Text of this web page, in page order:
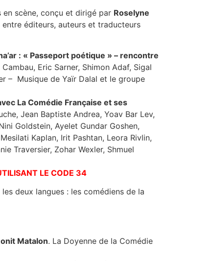
scène, conçu et dirigé par Roselyne
éditeurs, auteurs et traducteurs
: « Passeport poétique » – rencontre
Eric Sarner, Shimon Adaf, Sigal
– Musique de Yaïr Dalal et le groupe
La Comédie Française et ses
Jean Baptiste Andrea, Yoav Bar Lev,
Goldstein, Ayelet Gundar Goshen,
Kaplan, Irit Pashtan, Leora Rivlin,
Traversier, Zohar Wexler, Shmuel
LE CODE 34
deux langues : les comédiens de la
Matalon. La Doyenne de la Comédie